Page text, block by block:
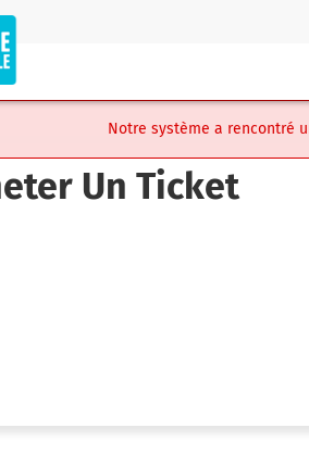
Notre système a rencontré
Un Ticket